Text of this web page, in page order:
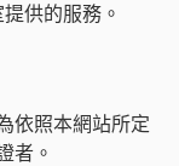
供的服務。
依照本網站所定
者。